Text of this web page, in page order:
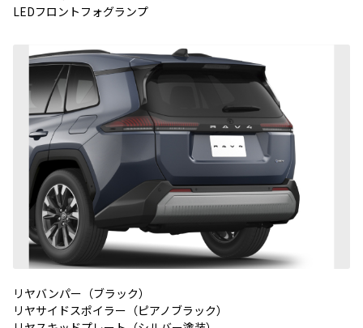
LEDフロントフォグランプ
リヤバンパー（ブラック）
リヤサイドスポイラー（ピアノブラック）